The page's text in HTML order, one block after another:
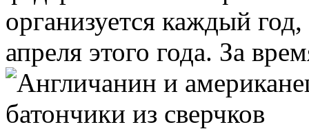
организуется каждый
апреля этого года. За